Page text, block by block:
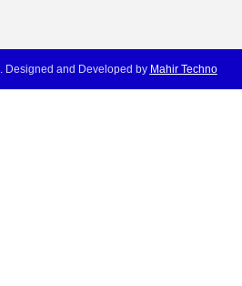
Designed and Developed by Mahir Techno